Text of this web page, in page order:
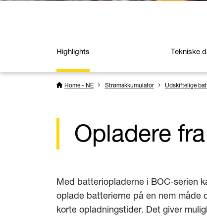
Highlights Tekniske
Home - NE Strømakkumulator Udskiftelige
Opladere
Med batteriopladerne i BOC-serien
oplade batterierne på en nem måde
korte opladningstider. Det giver